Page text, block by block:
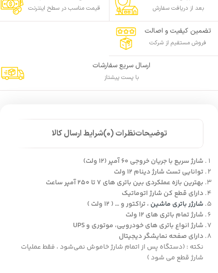
بعد از دریافت سفارش قیمت مناسب در سطح اینترنت
تضمین کیفیت و اصالت
فروش مستقیم از شرکت
ارسال سریع سفارشات
با پست پیشتاز
توضیحاتنظرات (0) شرایط ارسال کالا
شارژ سریع با جریان خروجی 60 آمپر (12 ولت)
توانایی تست شارژ دینام 12 ولت
بهترین بازه عملکردی بین باتری های 7 تا 250 آمپر ساعت
دارای قطع کن شارژ اتوماتیک
شارژر باتری ماشین ، تراکتور و … ( 12 ولت )
شارژ تمام باتری های 12 ولت
شارژ انواع باتری های خودرویی، موتوری و UPS
دارای صفحه نمایشگر دیجیتال
نکته : (دستگاه پس از اتمام شارژ خاموش نمی‌شود ، فقط عملیات
شارژ قطع می شود )